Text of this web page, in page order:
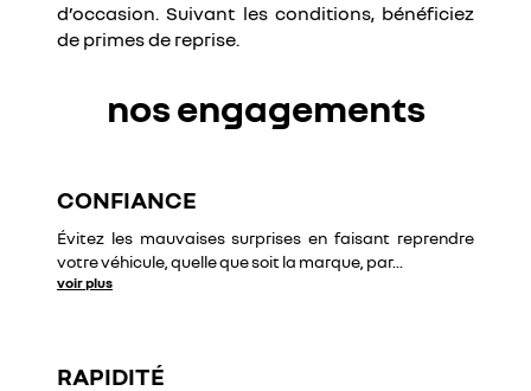
d’occasion. Suivant les conditions, bénéficiez
de primes de reprise.
nos engagements
CONFIANCE
Évitez les mauvaises surprises en faisant reprendre
votre véhicule, quelle que soit la marque, par...
voir plus
RAPIDITÉ